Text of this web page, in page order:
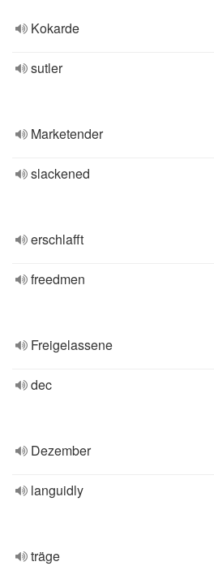
Kokarde
sutler
Marketender
slackened
erschlafft
freedmen
Freigelassene
dec
Dezember
languidly
träge